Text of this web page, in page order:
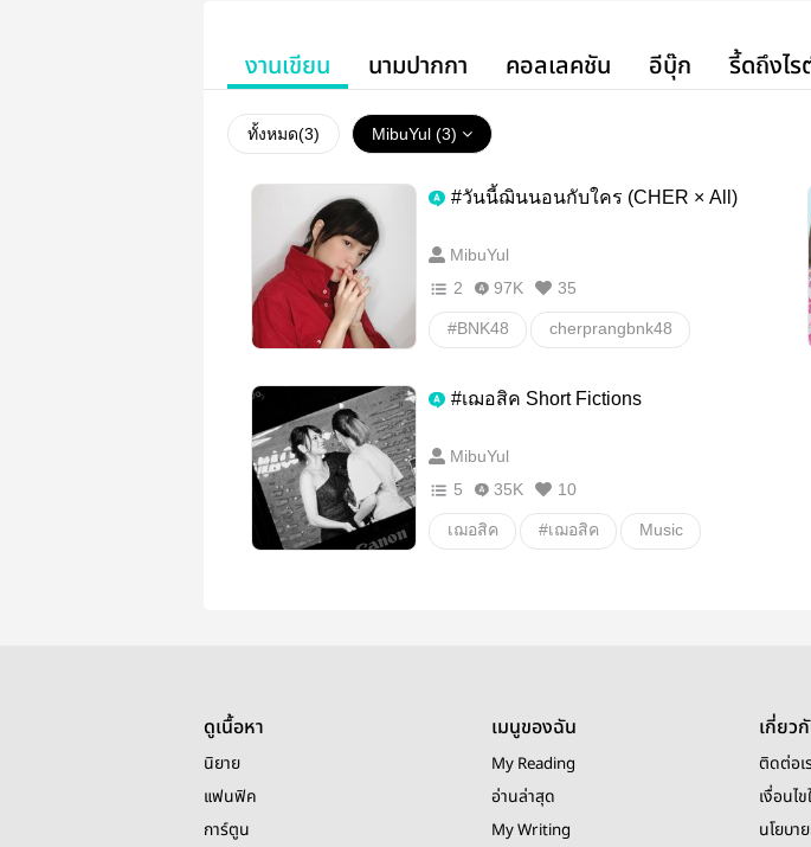
งานเขียน นามปากกา คอลเลคชัน อีบุ๊ก รี้ดถึงไร
ทั้งหมด(3) MibuYul (3)
#วันนี้ฌินนอนกับใคร (CHER × All)
MibuYul
2
97K 35
#BNK48 cherprangbnk48
เฌออร
เฌอเป้ เฌอเจน
เฌอรินะ เฌอฟ้อนด์ เฌอวี
ห้องแห่งความรัก
#เฌอสิค Short Fictions
MibuYul
5
35K 10
เฌอสิค #เฌอสิค Music
ดูเนื้อหา
นิยาย
แฟนฟิค
การ์ตูน
เมนูของฉัน
My Reading
อ่านล่าสุด
My Writing
เกี่ยว
ติดต่อเ
เงื่อนไ
นโยบา